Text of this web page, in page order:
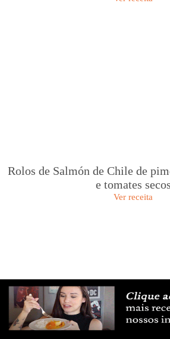
Rolos de Salmón de Chile de
e tomates secos
Ver receita